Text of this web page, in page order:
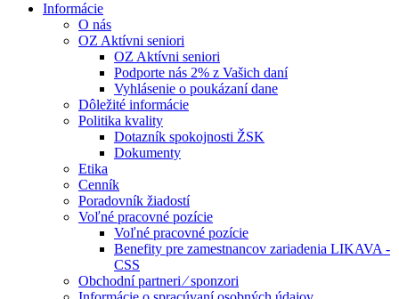
Informácie
O nás
OZ Aktívni seniori
OZ Aktívni seniori
Podporte nás 2% z Vašich daní
Vyhlásenie o poukázaní dane
Dôležité informácie
Politika kvality
Dotazník spokojnosti ŽSK
Dokumenty
Etika
Cenník
Poradovník žiadostí
Voľné pracovné pozície
Voľné pracovné pozície
Benefity pre zamestnancov zariadenia LIKAVA -
CSS
Obchodní partneri ⁄ sponzori